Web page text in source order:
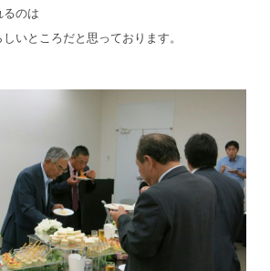
るのは
いところだと思っております。